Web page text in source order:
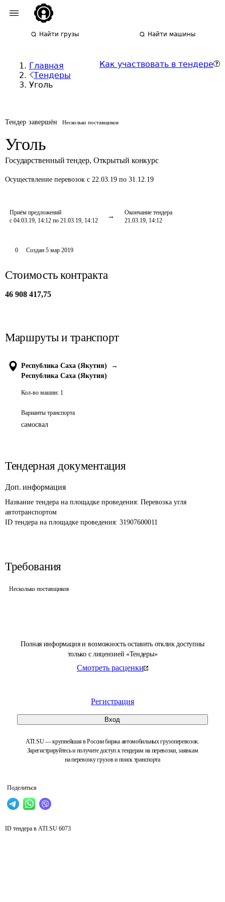
Найти грузы Найти машины
Главная
Тендеры
Уголь
Как участвовать в тендере
Тендер завершён Несколько поставщиков
Уголь
Государственный тендер, Открытый конкурс
Осуществление перевозок с 22.03.19 по 31.12.19
Приём предложений
с 04.03.19, 14:12 по 21.03.19, 14:12
Окончание тендера
21.03.19, 14:12
Полная информация и возможность оставить отклик доступны
только с лицензией «Тендеры»
Смотреть расценки
Регистрация
Вход
ATI.SU — крупнейшая в России биржа автомобильных грузоперевозок.
Зарегистрируйтесь и получите доступ к тендерам на перевозки, заявкам
на перевозку грузов и поиск транспорта
Поделиться
0 Создан 5 мар 2019
Стоимость контракта
46 908 417,75
Маршруты и транспорт
Республика Саха (Якутия)
→
Республика Саха (Якутия)
Кол-во машин: 1
Варианты транспорта
самосвал
Тендерная документация
Доп. информация
Название тендера на площадке проведения: Перевозка угля
автотранспортом
ID тендера на площадке проведения: 31907600011
Требования
Несколько поставщиков
ID тендера в ATI.SU 6073